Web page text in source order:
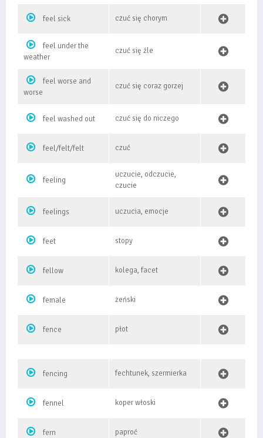
feel sick czuć się chorym
feel under the
weather
czuć się źle
feel worse and
worse
czuć się coraz gorzej
feel washed out czuć się do niczego
feel/felt/felt czuć
feeling
uczucie, odczucie,
czucie
feelings uczucia, emocje
feet stopy
fellow kolega, facet
female żeński
fence płot
fencing fechtunek, szermierka
fennel koper włoski
fern paproć